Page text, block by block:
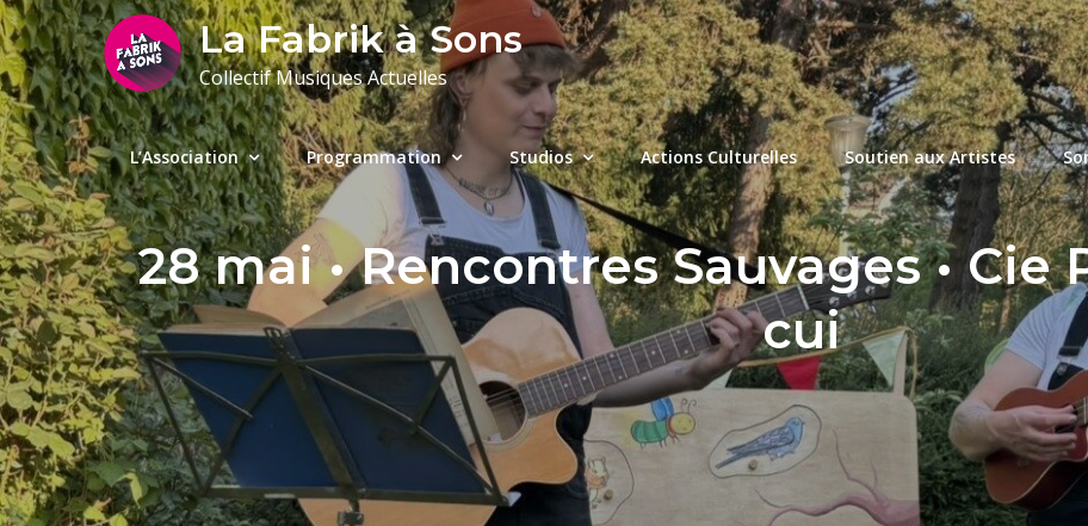
Skip
to
content
La Fabrik à Sons
Collectif Musiques Actuelles
L’Association Programmation Studios Actions Culturelles Soutien aux Artistes
28 mai • Rencontres Sauvages • Cie
cui